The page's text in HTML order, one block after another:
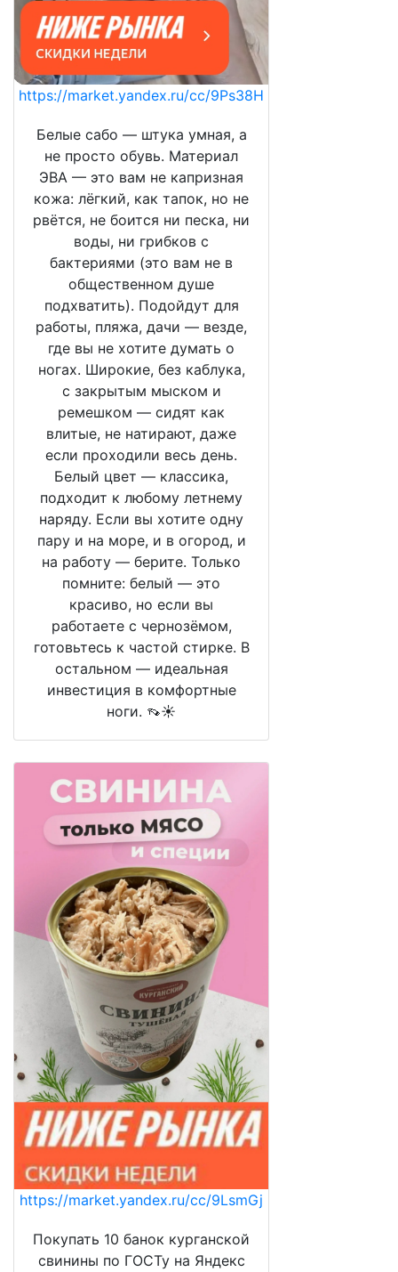
https://market.yandex.ru/cc/9Ps38H
Белые сабо — штука умная, а
не просто обувь. Материал
ЭВА — это вам не капризная
кожа: лёгкий, как тапок, но не
рвётся, не боится ни песка, ни
воды, ни грибков с
бактериями (это вам не в
общественном душе
подхватить). Подойдут для
работы, пляжа, дачи — везде,
где вы не хотите думать о
ногах. Широкие, без каблука,
с закрытым мыском и
ремешком — сидят как
влитые, не натирают, даже
если проходили весь день.
Белый цвет — классика,
подходит к любому летнему
наряду. Если вы хотите одну
пару и на море, и в огород, и
на работу — берите. Только
помните: белый — это
красиво, но если вы
работаете с чернозёмом,
готовьтесь к частой стирке. В
остальном — идеальная
инвестиция в комфортные
ноги. 👡☀️
https://market.yandex.ru/cc/9LsmGj
Покупать 10 банок курганской
свинины по ГОСТу на Яндекс